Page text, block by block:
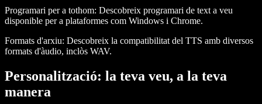
Programari per a tothom: Descobreix programari de text a veu
disponible per a plataformes com Windows i Chrome.
Formats d'arxiu: Descobreix la compatibilitat del TTS amb diversos
formats d'àudio, inclòs WAV.
Personalització: la teva veu, a la teva
manera